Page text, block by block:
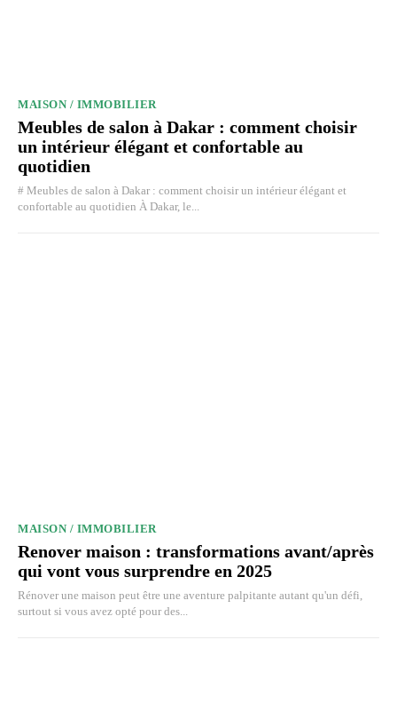
MAISON / IMMOBILIER
Meubles de salon à Dakar : comment choisir
un intérieur élégant et confortable au
quotidien
# Meubles de salon à Dakar : comment choisir un intérieur élégant et
confortable au quotidien À Dakar, le...
MAISON / IMMOBILIER
Renover maison : transformations avant/après
qui vont vous surprendre en 2025
Rénover une maison peut être une aventure palpitante autant qu'un défi,
surtout si vous avez opté pour des...